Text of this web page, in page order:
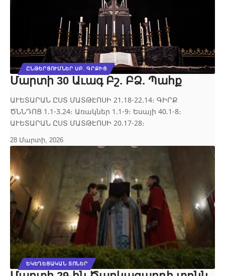
ԸՆԹԵՐՑՈՒՄՆԵՐ ՍԲ. ԳՐՔԻՑ
Մարտի 30 Աւագ Բշ. ԲՁ. Պահք
ԱՒԵՏԱՐԱՆ ԸՍՏ ՄԱՏԹԷՈՍԻ 21.18-22.14։ ԳԻՐՔ
ԾՆՆԴՈՑ 1.1-3.24։ Առակներ 1.1-9։ Եսայի 40.1-8։
ԱՒԵՏԱՐԱՆ ԸՍՏ ՄԱՏԹԷՈՍԻ 20.17-28։
28 Մարտի, 2026
ԵԿԵՂԵՑԱԿԱՆ ՏՈՆԵՐ